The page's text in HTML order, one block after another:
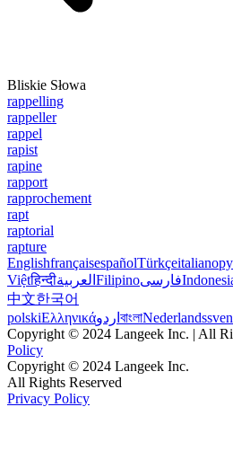
Bliskie Słowa
rappelling
rappeller
rappel
rapist
rapine
rapport
rapprochement
rapt
raptorial
rapture
EnglishfrançaisespañolTürkçeitaliano
Việtहिन्दीالعربية Filipinoفارسی
中文한국어
polskiΕλληνικάاردو বাংলাNederlands
Copyright © 2024 Langeek Inc. | All
Policy
Copyright © 2024 Langeek Inc.
All Rights Reserved
Privacy Policy